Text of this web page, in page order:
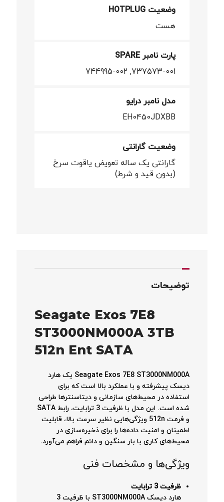
وضعیت HOTPLUG
هست
پارت نامبر SPARE
737573-001, 744995-002
مدل نامبر درایو
EH0450JDXBB
وضعیت گارانتی
گارانتی یک ساله تعویض یاقوت سرخ
(بدون قید و شرط)
توضیحات
Seagate Exos 7E8
ST3000NM000A 3TB
512n Ent SATA
Seagate Exos 7E8 ST3000NM000A یک هارد
دیسک پیشرفته و با عملکرد بالا است که برای
استفاده در محیط‌های سازمانی و دیتاسنترها طراحی
شده است. این مدل با ظرفیت 3 ترابایت، رابط SATA
و فرمت 512n ویژگی‌هایی نظیر سرعت بالا، قابلیت
اطمینان و امنیت داده‌ها را برای ذخیره‌سازی در
محیط‌های کاری با بار سنگین و دائم فراهم می‌آورد.
ویژگی‌ها و مشخصات فنی
ظرفیت 3 ترابایت
هارد دیسک ST3000NM000A با ظرفیت 3